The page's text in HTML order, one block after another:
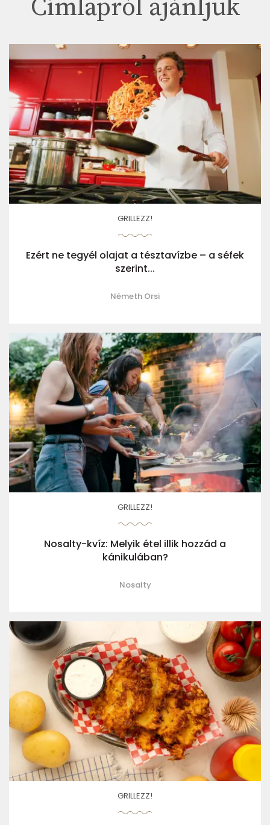
Címlapról ajánljuk
GRILLEZZ!
Ezért ne tegyél olajat a tésztavízbe – a séfek
szerint...
Németh Orsi
GRILLEZZ!
Nosalty-kvíz: Melyik étel illik hozzád a
kánikulában?
Nosalty
GRILLEZZ!